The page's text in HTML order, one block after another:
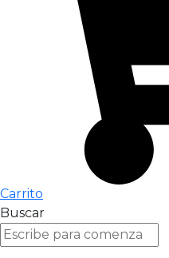
Carrito
Buscar